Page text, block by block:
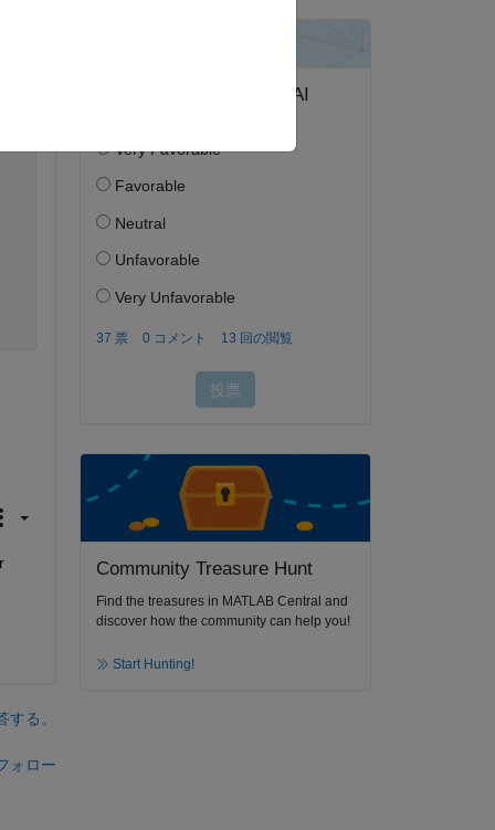
る。
ォロー
Community Treasure Hunt
Find the treasures in MATLAB Central and
discover how the community can help you!
Start Hunting!